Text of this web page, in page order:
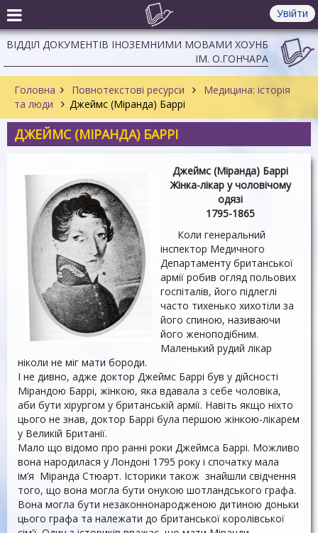
Увійти
ВІДДІЛ ДОКУМЕНТІВ ІНОЗЕМНИМИ МОВАМИ ХОУНБ
ІМ. О.ГОНЧАРА
Головна Повнотекстові ресурси
Медицина: історія
та люди
Джеймс (Міранда) Баррі
ДЖЕЙМС (МІРАНДА) БАРРІ
Джеймс (Міранда) Баррі
Жінка-лікар у чоловічому
одязі
1795-1865
Коли генеральний
інспектор Медичного
Департаменту британської
армії робив огляд польових
госпіталів, його підлеглі
часто тихенько хихотіли за
його спиною, називаючи
його женоподібним.
Маленький рудий лікар
ніколи не міг мати бороди.
І не дивно, адже доктор Джеймс Баррі був у дійсності
Мірандою Баррі, жінкою, яка вдавала з себе чоловіка,
аби бути хірургом у британській армії. Навіть якщо ніхто
цього не знав, доктор Баррі була першою жінкою-лікарем
у Великій Британії.
Мало що відомо про ранні роки Джеймса Баррі. Можливо
вона народилася у Лондоні 1795 року і спочатку мала
ім’я Міранда Стюарт. Історики також знайшли свідчення
того, що вона могла бути онукою шотландського графа.
Вона могла бути незаконнонародженою дитиною доньки
цього графа та належати до британської королівської